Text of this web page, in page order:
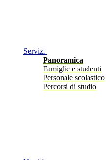
Servizi
Panoramica
Famiglie e studenti
Personale scolastico
Percorsi di studio